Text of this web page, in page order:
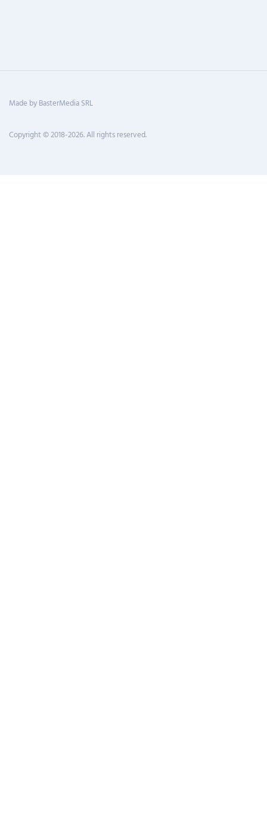
Made by BasterMedia SRL
Copyright © 2018-2026. All rights reserved.